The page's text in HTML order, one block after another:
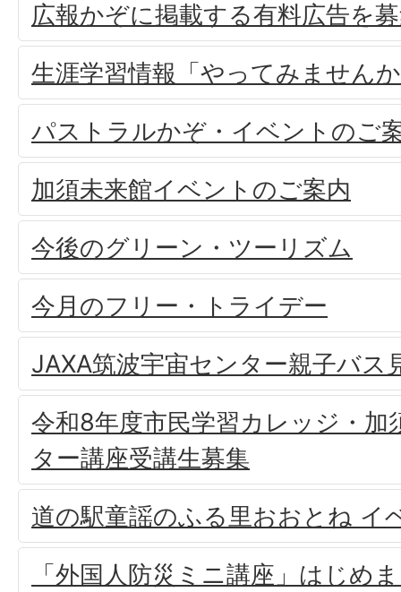
広報かぞに掲載する有料広告を
生涯学習情報「やってみません
パストラルかぞ・イベントのご
加須未来館イベントのご案内
今後のグリーン・ツーリズム
今月のフリー・トライデー
JAXA筑波宇宙センター親子バス
令和8年度市民学習カレッジ・
ター講座受講生募集
道の駅童謡のふる里おおとね イ
「外国人防災ミニ講座」はじめ